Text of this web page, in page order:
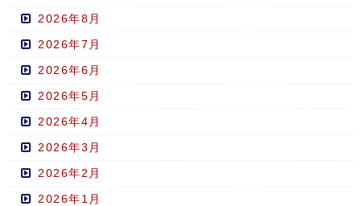
2026年8月
2026年7月
2026年6月
2026年5月
2026年4月
2026年3月
2026年2月
2026年1月